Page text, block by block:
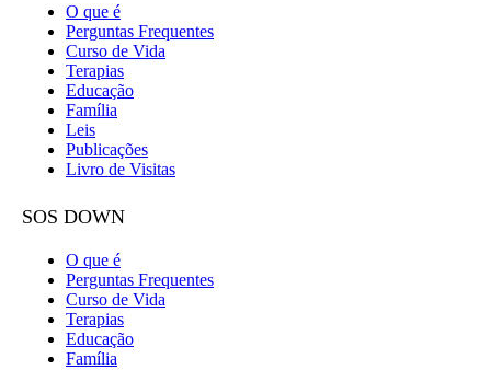
O que é
Perguntas Frequentes
Curso de Vida
Terapias
Educação
Família
Leis
Publicações
Livro de Visitas
SOS DOWN
O que é
Perguntas Frequentes
Curso de Vida
Terapias
Educação
Família